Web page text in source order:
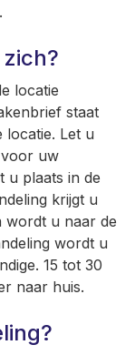
locatie
staat
locatie. Let u
voor uw
u plaats in de
krijgt u
wordt u naar de
wordt u
15 tot 30
naar huis.